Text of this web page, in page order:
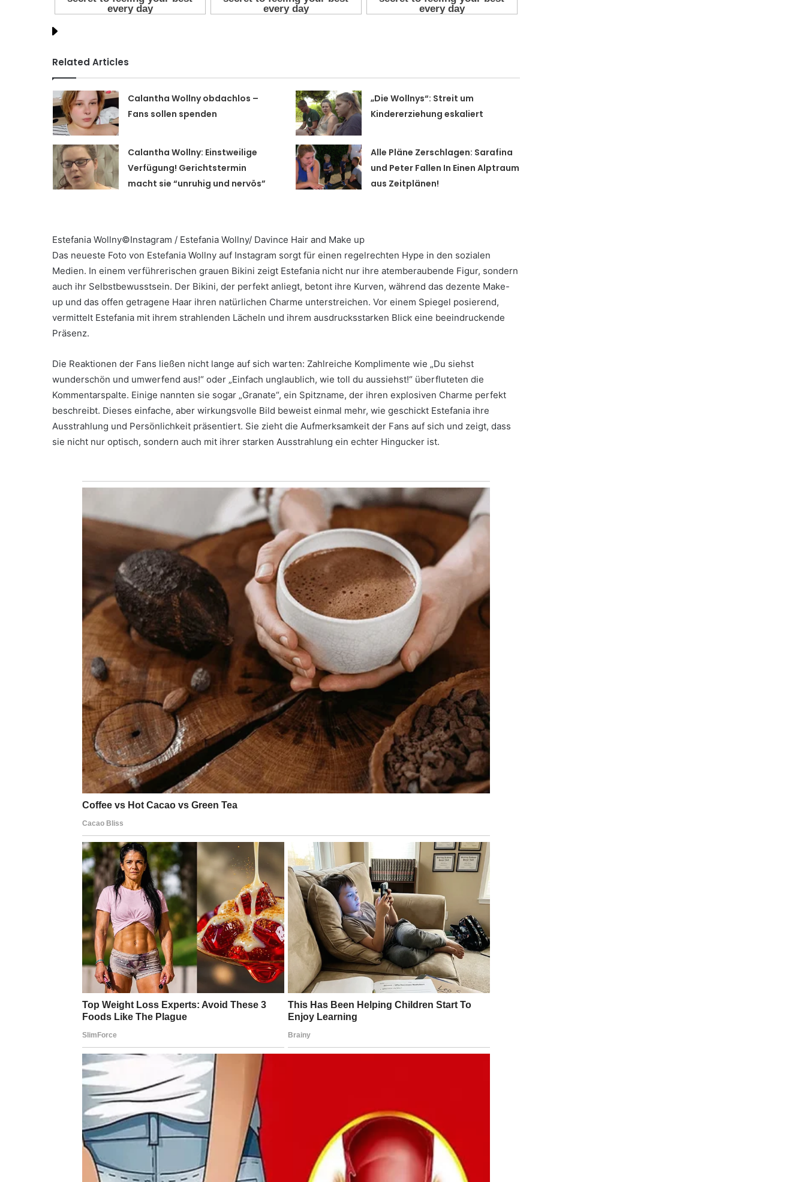
Related Articles
Calantha Wollny obdachlos –
Fans sollen spenden
„Die Wollnys“: Streit um
Kindererziehung eskaliert
Calantha Wollny: Einstweilige
Verfügung! Gerichtstermin
macht sie “unruhig und nervös”
Alle Pläne Zerschlagen: Sarafina
und Peter Fallen In Einen Alptraum
aus Zeitplänen!
Estefania Wollny©Instagram / Estefania Wollny/ Davince Hair and Make up
Das neueste Foto von Estefania Wollny auf Instagram sorgt für einen regelrechten Hype in den sozialen
Medien. In einem verführerischen grauen Bikini zeigt Estefania nicht nur ihre atemberaubende Figur, sondern
auch ihr Selbstbewusstsein. Der Bikini, der perfekt anliegt, betont ihre Kurven, während das dezente Make-
up und das offen getragene Haar ihren natürlichen Charme unterstreichen. Vor einem Spiegel posierend,
vermittelt Estefania mit ihrem strahlenden Lächeln und ihrem ausdrucksstarken Blick eine beeindruckende
Präsenz.
Die Reaktionen der Fans ließen nicht lange auf sich warten: Zahlreiche Komplimente wie „Du siehst
wunderschön und umwerfend aus!“ oder „Einfach unglaublich, wie toll du aussiehst!“ überfluteten die
Kommentarspalte. Einige nannten sie sogar „Granate“, ein Spitzname, der ihren explosiven Charme perfekt
beschreibt. Dieses einfache, aber wirkungsvolle Bild beweist einmal mehr, wie geschickt Estefania ihre
Ausstrahlung und Persönlichkeit präsentiert. Sie zieht die Aufmerksamkeit der Fans auf sich und zeigt, dass
sie nicht nur optisch, sondern auch mit ihrer starken Ausstrahlung ein echter Hingucker ist.